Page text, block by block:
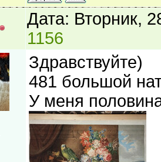
Дата: Вторник,
1156
Здравствуйте)
481 большой
У меня